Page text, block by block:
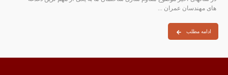
های مهندسان عمران ...
ادامه مطلب